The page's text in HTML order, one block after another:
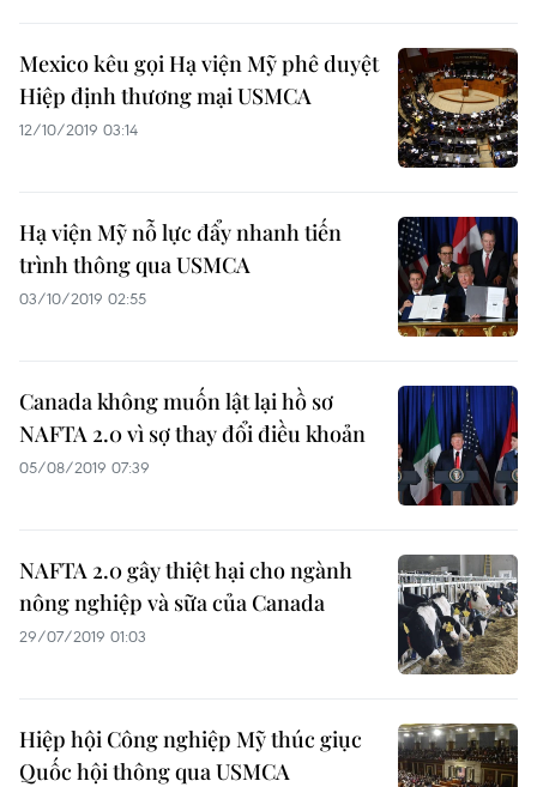
Mexico kêu gọi Hạ viện Mỹ phê duyệt
Hiệp định thương mại USMCA
12/10/2019 03:14
Hạ viện Mỹ nỗ lực đẩy nhanh tiến
trình thông qua USMCA
03/10/2019 02:55
Canada không muốn lật lại hồ sơ
NAFTA 2.0 vì sợ thay đổi điều khoản
05/08/2019 07:39
NAFTA 2.0 gây thiệt hại cho ngành
nông nghiệp và sữa của Canada
29/07/2019 01:03
Hiệp hội Công nghiệp Mỹ thúc giục
Quốc hội thông qua USMCA